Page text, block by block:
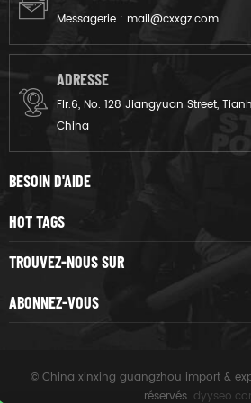
Messagerie : mail@cxxgz.com
ADRESSE
Flr.6, No. 128 Jiangyuan Street,
China
BESOIN D'AIDE
HOT TAGS
TROUVEZ-NOUS SUR
ABONNEZ-VOUS
© China xinxing guangzhou import &
réservés.